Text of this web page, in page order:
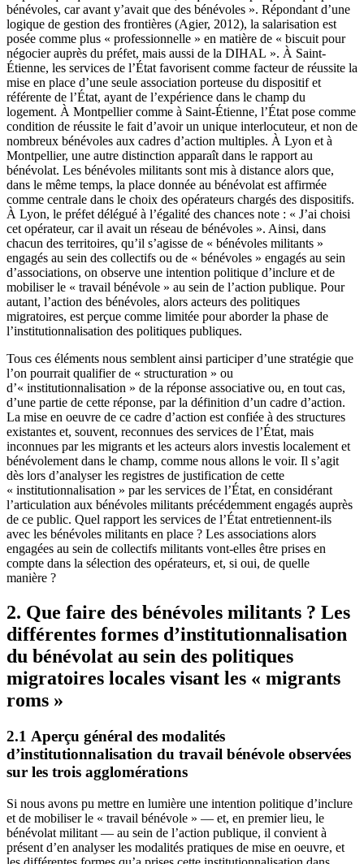
bénévoles, car avant y’avait que des bénévoles ». Répondant d’une
logique de gestion des frontières (Agier, 2012), la salarisation est
posée comme plus « professionnelle » en matière de « biscuit pour
négocier auprès du préfet, mais aussi de la DIHAL ». À Saint-
Étienne, les services de l’État favorisent comme facteur de réussite la
mise en place d’une seule association porteuse du dispositif et
référente de l’État, ayant de l’expérience dans le champ du
logement. À Montpellier comme à Saint-Étienne, l’État pose comme
condition de réussite le fait d’avoir un unique interlocuteur, et non de
nombreux bénévoles aux cadres d’action multiples. À Lyon et à
Montpellier, une autre distinction apparaît dans le rapport au
bénévolat. Les bénévoles militants sont mis à distance alors que,
dans le même temps, la place donnée au bénévolat est affirmée
comme centrale dans le choix des opérateurs chargés des dispositifs.
À Lyon, le préfet délégué à l’égalité des chances note : « J’ai choisi
cet opérateur, car il avait un réseau de bénévoles ». Ainsi, dans
chacun des territoires, qu’il s’agisse de « bénévoles militants »
engagés au sein des collectifs ou de « bénévoles » engagés au sein
d’associations, on observe une intention politique d’inclure et de
mobiliser le « travail bénévole » au sein de l’action publique. Pour
autant, l’action des bénévoles, alors acteurs des politiques
migratoires, est perçue comme limitée pour aborder la phase de
l’institutionnalisation des politiques publiques.
Tous ces éléments nous semblent ainsi participer d’une stratégie que
l’on pourrait qualifier de « structuration » ou
d’« institutionnalisation » de la réponse associative ou, en tout cas,
d’une partie de cette réponse, par la définition d’un cadre d’action.
La mise en oeuvre de ce cadre d’action est confiée à des structures
existantes et, souvent, reconnues des services de l’État, mais
inconnues par les migrants et les acteurs alors investis localement et
bénévolement dans le champ, comme nous allons le voir. Il s’agit
dès lors d’analyser les registres de justification de cette
« institutionnalisation » par les services de l’État, en considérant
l’articulation aux bénévoles militants précédemment engagés auprès
de ce public. Quel rapport les services de l’État entretiennent-ils
avec les bénévoles militants en place ? Les associations alors
engagées au sein de collectifs militants vont-elles être prises en
compte dans la sélection des opérateurs, et, si oui, de quelle
manière ?
2. Que faire des bénévoles militants ? Les
différentes formes d’institutionnalisation
du bénévolat au sein des politiques
migratoires locales visant les « migrants
roms »
2.1 Aperçu général des modalités
d’institutionnalisation du travail bénévole observées
sur les trois agglomérations
Si nous avons pu mettre en lumière une intention politique d’inclure
et de mobiliser le « travail bénévole » — et, en premier lieu, le
bénévolat militant — au sein de l’action publique, il convient à
présent d’en analyser les modalités pratiques de mise en oeuvre, et